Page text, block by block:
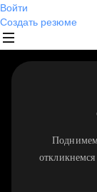
Войти
Создать резюме